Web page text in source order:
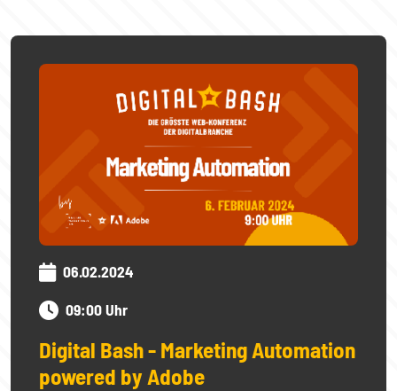
06.02.2024
09:00 Uhr
Digital Bash - Marketing Automation
powered by Adobe